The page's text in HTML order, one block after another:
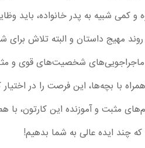
و کمی شبیه به پدر خانواده، باید
روند مهیج داستان و البته تلاش
ماجراجویی‌های شخصیت‌های قوی و
با بچه‌ها، این فرصت را در
مثبت و آموزنده این کارتون، با
چند ایده عالی به شما بدهیم!